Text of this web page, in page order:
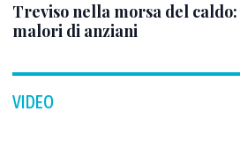
Treviso nella morsa del
malori di anziani
VIDEO